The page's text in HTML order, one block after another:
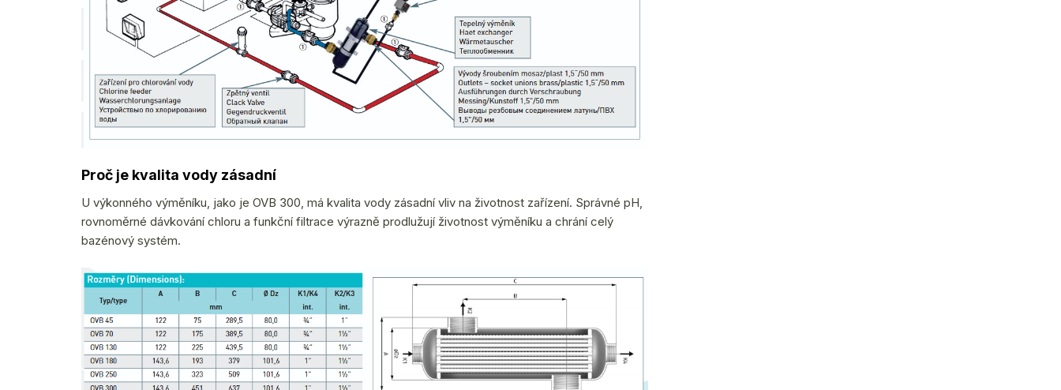
Proč je kvalita vody zásadní
U výkonného výměníku, jako je OVB 300, má kvalita vody zásadní vliv na životnost zařízení. Správné pH,
rovnoměrné dávkování chloru a funkční filtrace výrazně prodlužují životnost výměníku a chrání celý
bazénový systém.